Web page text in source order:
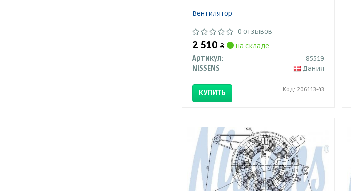
Вентилятор
0 отзывов
2 510 ₴
на складе
Артикул:
85519
NISSENS
Дания
КУПИТЬ Код: 206113-43